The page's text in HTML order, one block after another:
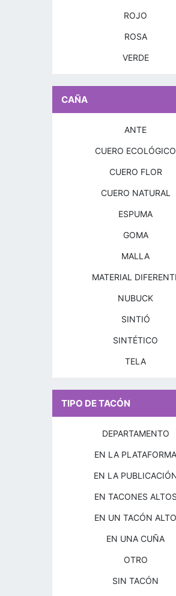
ROJO
ROSA
VERDE
CAÑA
ANTE
CUERO ECOLÓGICO
CUERO FLOR
CUERO NATURAL
ESPUMA
GOMA
MALLA
MATERIAL
NUBUCK
SINTIÓ
SINTÉTICO
TELA
TIPO DE TACÓN
DEPARTAMENTO
EN LA PLATAFORMA
EN LA
EN TACONES ALTOS
EN UN TACÓN ALTO
EN UNA CUÑA
OTRO
SIN TACÓN